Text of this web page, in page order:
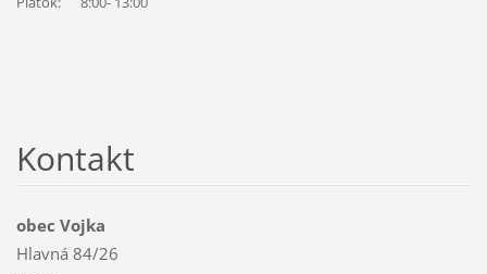
Kontakt
obec Vojka
Hlavná 84/26